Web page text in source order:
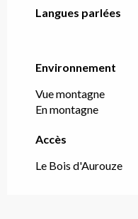
Langues parlées
Langues parlées
Environnement
Environnement
Vue montagne
En montagne
Accès
Accès
Le Bois d'Aurouze